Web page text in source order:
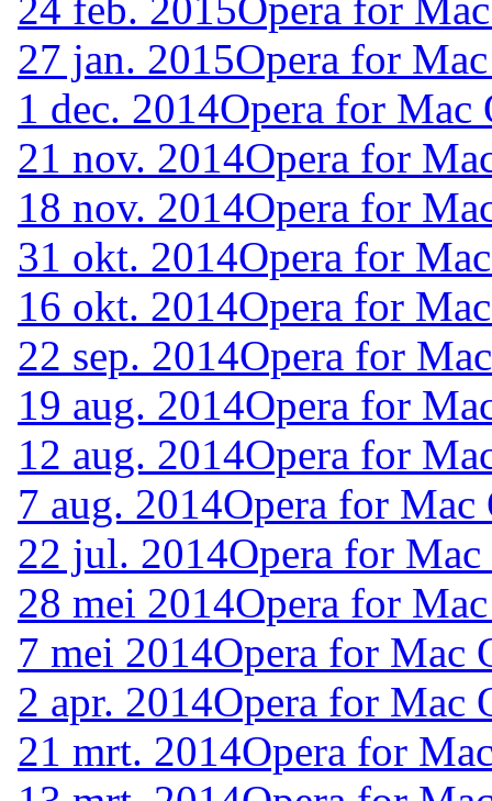
27 jan. 2015Opera for
1 dec. 2014Opera for Mac
21 nov. 2014Opera for
18 nov. 2014Opera for
31 okt. 2014Opera for
16 okt. 2014Opera for
22 sep. 2014Opera for
19 aug. 2014Opera for
12 aug. 2014Opera for
7 aug. 2014Opera for
22 jul. 2014Opera for
28 mei 2014Opera for
7 mei 2014Opera for Mac
2 apr. 2014Opera for Mac
21 mrt. 2014Opera for